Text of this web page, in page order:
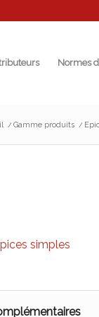
Normes
/ Gamme produits /
simples